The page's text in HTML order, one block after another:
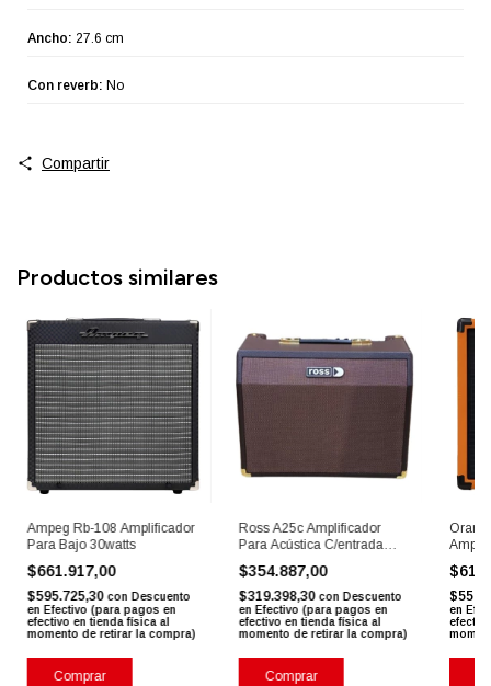
Ancho: 27.6 cm
Con reverb: No
Compartir
Productos similares
Ampeg Rb-108 Amplificador
Para Bajo 30watts
$661.917,00
$595.725,30 con Descuento
en Efectivo (para pagos en
efectivo en tienda física al
momento de retirar la compra)
Comprar
Ross A25c Amplificador
Para Acústica C/entrada
Para Mic
$354.887,00
$319.398,30 con Descuento
en Efectivo (para pagos en
efectivo en tienda física al
momento de retirar la compra)
Comprar
en